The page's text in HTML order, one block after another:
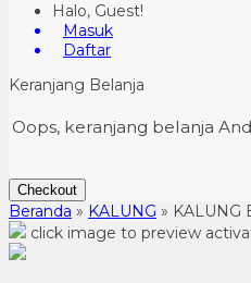
Halo, Guest!
Masuk
Daftar
Keranjang Belanja
Oops, keranjang belanja
Checkout
Beranda » KALUNG » KALUNG
click image to preview